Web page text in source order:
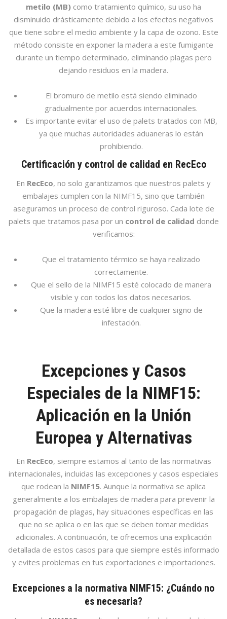
metilo (MB) como tratamiento químico, su uso ha
disminuido drásticamente debido a los efectos negativos
que tiene sobre el medio ambiente y la capa de ozono. Este
método consiste en exponer la madera a este fumigante
durante un tiempo determinado, eliminando plagas pero
dejando residuos en la madera.
El bromuro de metilo está siendo eliminado
gradualmente por acuerdos internacionales.
Es importante evitar el uso de palets tratados con MB,
ya que muchas autoridades aduaneras lo están
prohibiendo.
Certificación y control de calidad en RecEco
En RecEco, no solo garantizamos que nuestros palets y
embalajes cumplen con la NIMF15, sino que también
aseguramos un proceso de control riguroso. Cada lote de
palets que tratamos pasa por un control de calidad donde
verificamos:
Que el tratamiento térmico se haya realizado
correctamente.
Que el sello de la NIMF15 esté colocado de manera
visible y con todos los datos necesarios.
Que la madera esté libre de cualquier signo de
infestación.
Excepciones y Casos
Especiales de la NIMF15:
Aplicación en la Unión
Europea y Alternativas
En RecEco, siempre estamos al tanto de las normativas
internacionales, incluidas las excepciones y casos especiales
que rodean la NIMF15. Aunque la normativa se aplica
generalmente a los embalajes de madera para prevenir la
propagación de plagas, hay situaciones específicas en las
que no se aplica o en las que se deben tomar medidas
adicionales. A continuación, te ofrecemos una explicación
detallada de estos casos para que siempre estés informado
y evites problemas en tus exportaciones e importaciones.
Excepciones a la normativa NIMF15: ¿Cuándo no
es necesaria?